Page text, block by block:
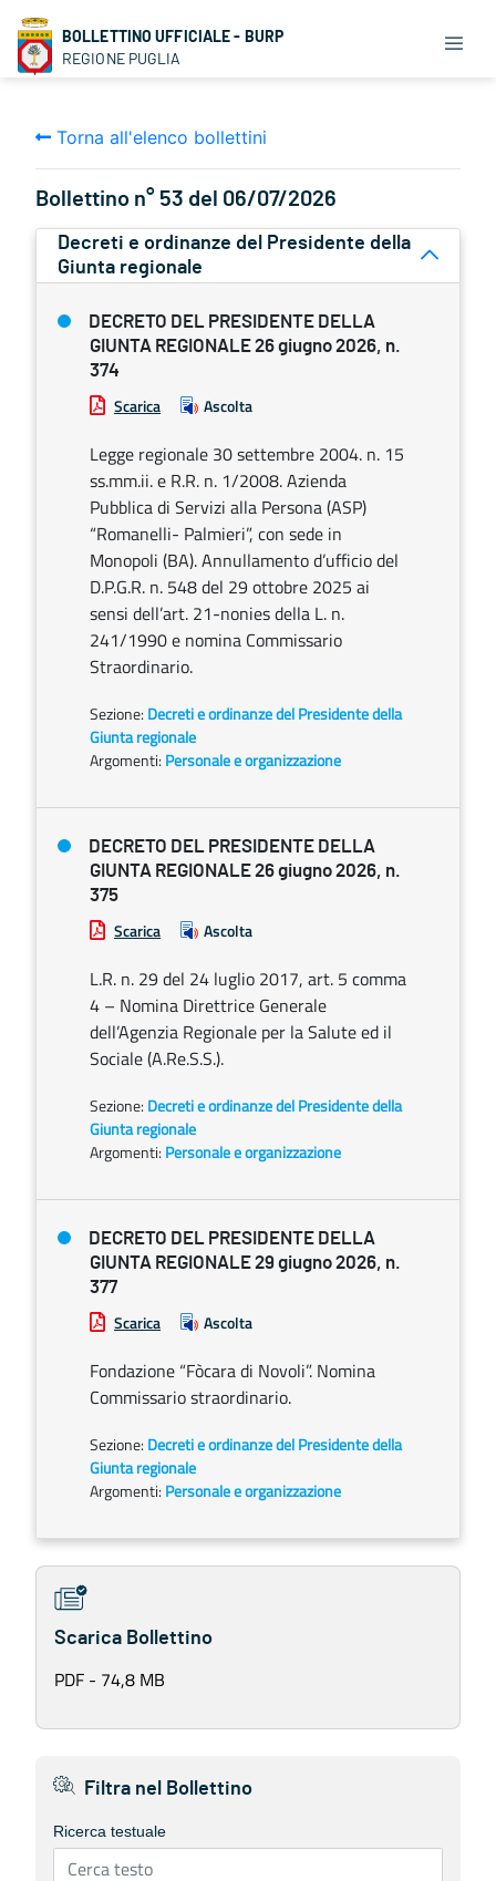
BOLLETTINO UFFICIALE - BURP
REGIONE PUGLIA
Torna all'elenco bollettini
Bollettino n° 53 del 06/07/2026
Decreti e ordinanze del Presidente della
Giunta regionale
DECRETO DEL PRESIDENTE DELLA
GIUNTA REGIONALE 26 giugno 2026, n.
374
Scarica Ascolta
Legge regionale 30 settembre 2004. n. 15
ss.mm.ii. e R.R. n. 1/2008. Azienda
Pubblica di Servizi alla Persona (ASP)
“Romanelli- Palmieri”, con sede in
Monopoli (BA). Annullamento d’ufficio del
D.P.G.R. n. 548 del 29 ottobre 2025 ai
sensi dell’art. 21-nonies della L. n.
241/1990 e nomina Commissario
Straordinario.
Sezione: Decreti e ordinanze del Presidente della
Giunta regionale
Argomenti: Personale e organizzazione
DECRETO DEL PRESIDENTE DELLA
GIUNTA REGIONALE 26 giugno 2026, n.
375
Scarica Ascolta
L.R. n. 29 del 24 luglio 2017, art. 5 comma
4 – Nomina Direttrice Generale
dell’Agenzia Regionale per la Salute ed il
Sociale (A.Re.S.S.).
Sezione: Decreti e ordinanze del Presidente della
Giunta regionale
Argomenti: Personale e organizzazione
DECRETO DEL PRESIDENTE DELLA
GIUNTA REGIONALE 29 giugno 2026, n.
377
Scarica Ascolta
Fondazione “Fòcara di Novoli”. Nomina
Commissario straordinario.
Sezione: Decreti e ordinanze del Presidente della
Giunta regionale
Argomenti: Personale e organizzazione
Scarica Bollettino
PDF - 74,8 MB
Filtra nel Bollettino
Ricerca testuale